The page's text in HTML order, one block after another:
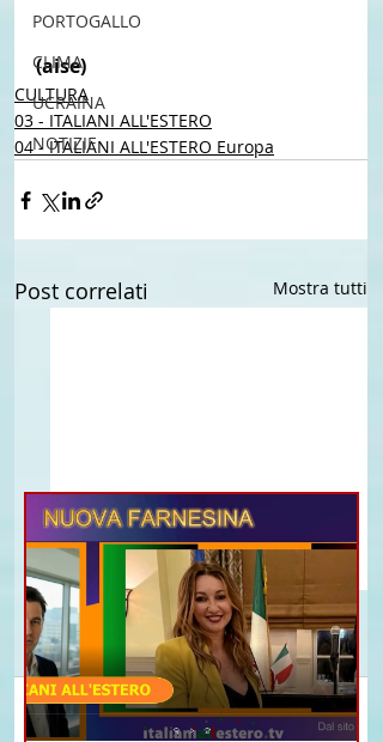
PORTOGALLO
CLIMA
UCRAINA
NOTIZIE
(aise)
CULTURA
03 - ITALIANI ALL'ESTERO
04 - ITALIANI ALL'ESTERO Europa
Post correlati Mostra tutti
Commenti